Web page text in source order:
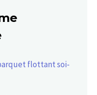
flottant soi-